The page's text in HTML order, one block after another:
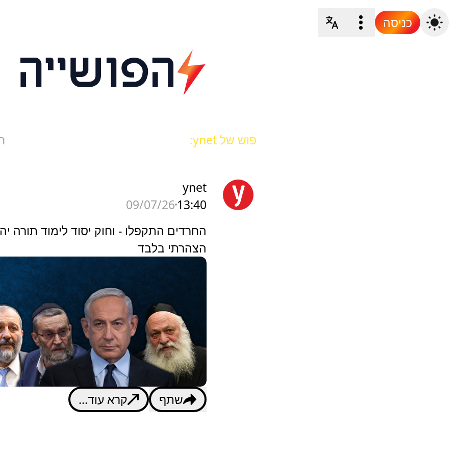
כניסה
פוש של ynet:
ynet
13:40
09/07/26
החרדים התקפלו - וחוק יסוד לימוד תורה
הצהרתי בלבד
קרא עוד... שתף